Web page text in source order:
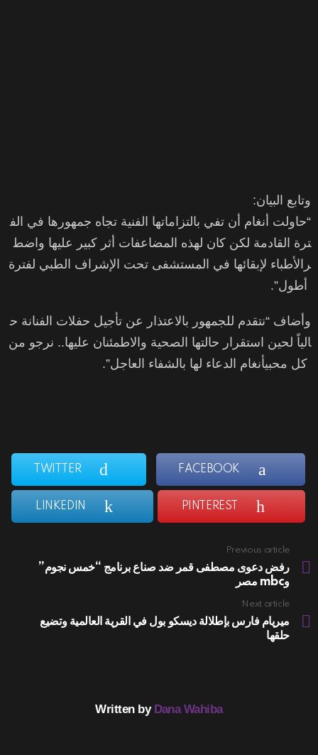
وتابع البيان:
“حاولت أنغام أن تفي بالتزاماتها الفنية تجاه جمهورها في الف
ترة القادمة لكن كان لهذه المضاعفات أثر كبير عليها واضط
رالأطباء لإبقائها في المستشفى تحت الإشراف الطبي لفترة
أطول”.
وأضاف “نتقدم للجمهور بالاعتذار عن تأجيل حفلات الفنانة ح
الياً لحين استقرار حالتها الصحية والاطمئنان عليها.. نرجو من
كل محبيأنغام الدعاء لها بالشفاء العاجل”.
FACEBOOK
TWITTER
PINTEREST
LINKEDIN
more
Previous article
رفض دعوى مصطفى قمر ضد صناع برنامج “خمس نجوم”
وmbc مصر
Next article
ميريام فارس بإطلالة ديسكو بول في القرية العالمية وتضيع
حلقها
Written by Dana Wahiba